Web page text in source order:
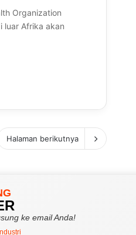
Organization
luar Afrika akan
Halaman berikutnya
ke email Anda!